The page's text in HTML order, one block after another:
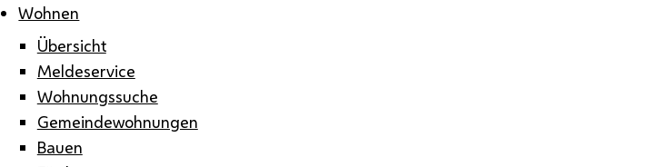
Wohnen
Übersicht
Meldeservice
Wohnungssuche
Gemeindewohnungen
Bauen